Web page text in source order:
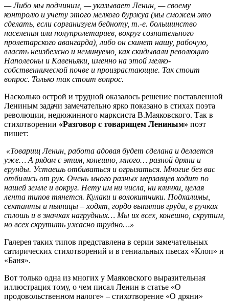
— Либо мы подчиним, — указывает Ленин, — своему
контролю и учету этого мелкого буржуа (мы сможем это
сделать, если сорганизуем бедноту, т.-е. большинство
населения или полупролетариев, вокруг сознательного
пролетарского авангарда), либо он скинет нашу, рабочую,
власть неизбежно и неминуемо, как скидывали революцию
Наполеоны и Кавеньяки, именно на этой мелко-
собственнической почве и произрастающие. Так стоит
вопрос. Только так стоит вопрос.
Насколько острой и трудной оказалось решение поставленной
Лениным задачи замечательно ярко показано в стихах поэта
революции, недюжинного марксиста В.Маяковского. Так в
стихотворении «Разговор с товарищем Лениным» поэт
пишет:
«Товарищ Ленин, работа адовая будет сделана и делается
уже… А рядом с этим, конешно, много… разной дряни и
ерунды. Устаешь отбиваться и огрызаться. Многие без вас
отбились от рук. Очень много разных мерзавцев ходит по
нашей земле и вокруг. Нету им ни числа, ни клички, целая
лента типов тянется. Кулаки и волокитчики. Подхалимы,
сектанты и пьяницы – ходят, гордо выпятив груди, в ручках
сплошь и в значках нагрудных… Мы их всех, конешно, скрутим,
но всех скрутить ужасно трудно…»
Галерея таких типов представлена в серии замечательных
сатирических стихотворений и в гениальных пьесах «Клоп» и
«Баня».
Вот только одна из многих у Маяковского выразительная
иллюстрация тому, о чем писал Ленин в статье «О
продовольственном налоге» – стихотворение «О дряни»